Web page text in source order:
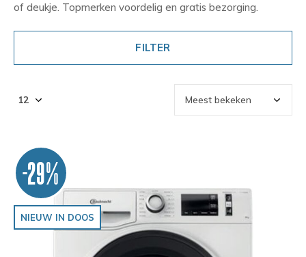
of deukje. Topmerken voordelig en gratis bezorging.
FILTER
-29%
NIEUW IN DOOS